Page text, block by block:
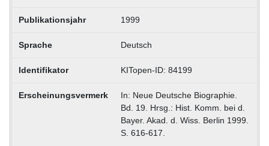
Publikationsjahr 1999
Sprache Deutsch
Identifikator KITopen-ID: 84199
Erscheinungsvermerk
In: Neue Deutsche Biographie.
Bd. 19. Hrsg.: Hist. Komm. bei d.
Bayer. Akad. d. Wiss. Berlin 1999.
S. 616-617.